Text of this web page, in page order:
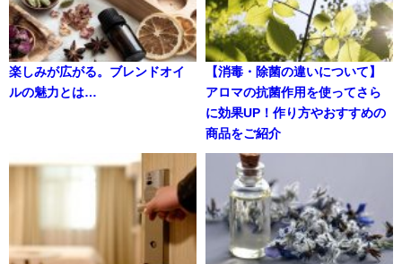
楽しみが広がる。ブレンドオイ
ルの魅力とは…
【消毒・除菌の違いについて】
アロマの抗菌作用を使ってさら
に効果UP！作り方やおすすめの
商品をご紹介